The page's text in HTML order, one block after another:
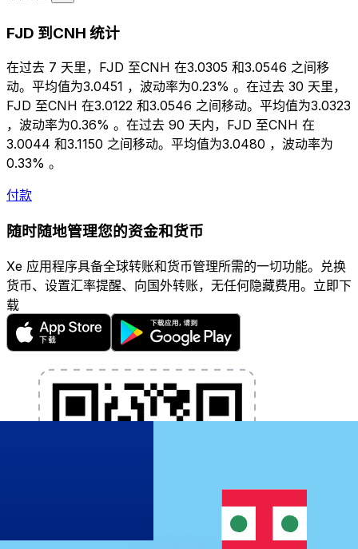
FJD 到CNH 统计
在过去 7 天里，FJD 至CNH 在3.0305 和3.0546 之间移
动。平均值为3.0451 ，波动率为0.23% 。在过去 30 天里，
FJD 至CNH 在3.0122 和3.0546 之间移动。平均值为3.0323
，波动率为0.36% 。在过去 90 天内，FJD 至CNH 在
3.0044 和3.1150 之间移动。平均值为3.0480 ，波动率为
0.33% 。
付款
随时随地管理您的资金和货币
Xe 应用程序具备全球转账和货币管理所需的一切功能。兑换
货币、设置汇率提醒、向国外转账，无任何隐藏费用。立即下
载